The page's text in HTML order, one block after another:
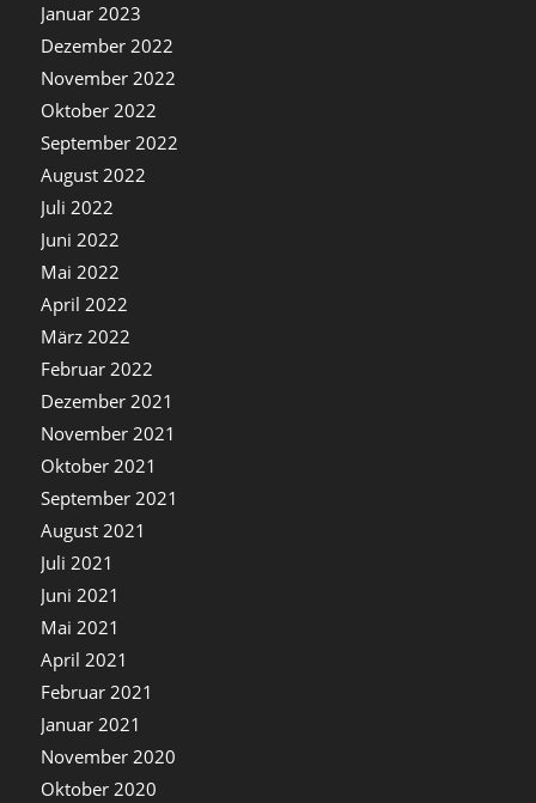
Januar 2023
Dezember 2022
November 2022
Oktober 2022
September 2022
August 2022
Juli 2022
Juni 2022
Mai 2022
April 2022
März 2022
Februar 2022
Dezember 2021
November 2021
Oktober 2021
September 2021
August 2021
Juli 2021
Juni 2021
Mai 2021
April 2021
Februar 2021
Januar 2021
November 2020
Oktober 2020